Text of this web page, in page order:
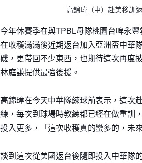
高錦瑋（中）赴美移訓
今年休賽季在與TPBL母隊桃園台啤永
在收穫滿滿後近期返台加入亞洲盃中華
磯，更帶回不少東西，也期待這次再度
林庭謙提供最強後援。
高錦瑋在今天中華隊練球前表示，這次
練，每次到球場時教練都已經在做重訓
投入更多，「這次收穫真的蠻多的，未
談到這次從美國返台後隨即投入中華隊